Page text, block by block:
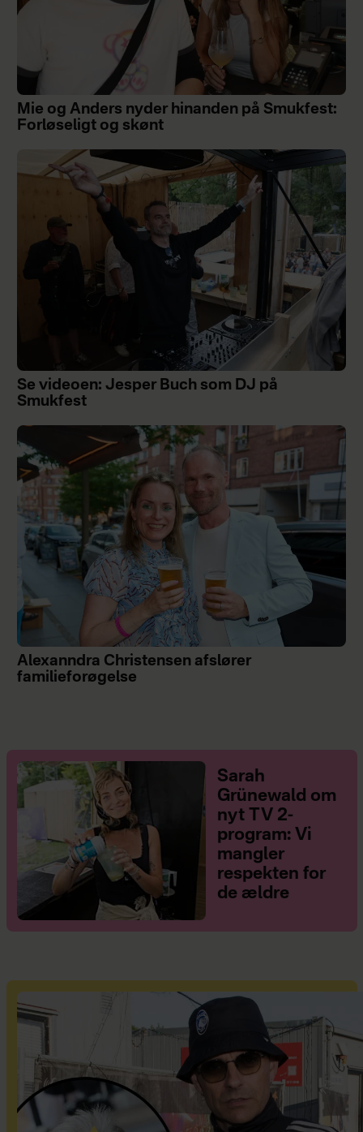
Mie og Anders nyder hinanden på Smukfest:
Forløseligt og skønt
Se videoen: Jesper Buch som DJ på
Smukfest
Alexanndra Christensen afslører
familieforøgelse
Sarah
Grünewald om
nyt TV 2-
program: Vi
mangler
respekten for
de ældre